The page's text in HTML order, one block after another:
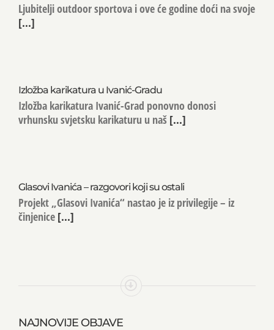
Ljubitelji outdoor sportova i ove će godine doći na svoje
[...]
Izložba karikatura u Ivanić-Gradu
Izložba karikatura Ivanić-Grad ponovno donosi
vrhunsku svjetsku karikaturu u naš [...]
Glasovi Ivanića – razgovori koji su ostali
Projekt „Glasovi Ivanića“ nastao je iz privilegije – iz
činjenice [...]
NAJNOVIJE OBJAVE